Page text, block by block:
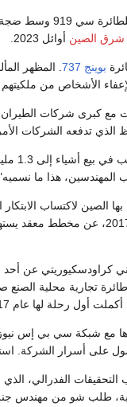
عام 2015، كشفت
شرق الصين أوائل 2023.
بوينج 737
. المظهر
الأشخاص من ملكيتهم
كبرى شركات الطيران
الذي تدفعه الشركات
هذا ما نسميه"
الصين لاكتساب
طائرة تجارية محلية
مع شبكة سي بي إس
على أسرار
الفدرالي،
طلب شو من